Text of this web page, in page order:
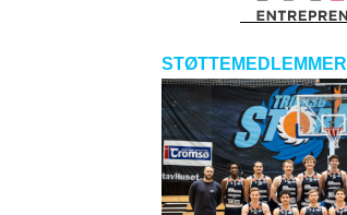
STØTTEMEDLEMMER